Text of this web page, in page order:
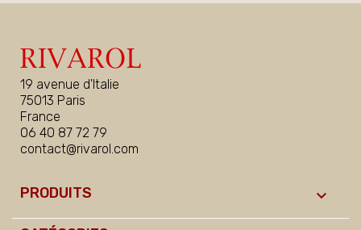
19 avenue d'Italie
75013 Paris
France
06 40 87 72 79
contact@rivarol.com
PRODUITS 